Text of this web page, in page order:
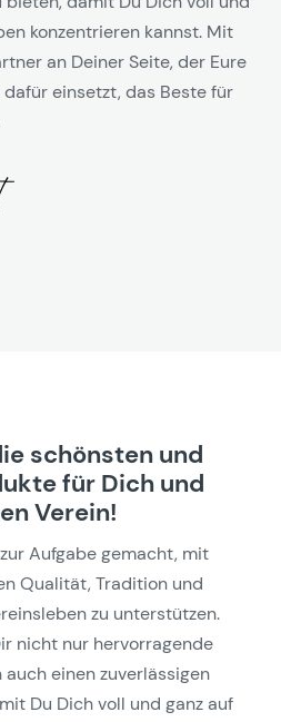
konzentrieren kannst. Mit
an Deiner Seite, der Eure
einsetzt, das Beste für
schönsten und
für Dich und
Verein!
Aufgabe gemacht, mit
Qualität, Tradition und
zu unterstützen.
nicht nur hervorragende
einen zuverlässigen
Du Dich voll und ganz auf